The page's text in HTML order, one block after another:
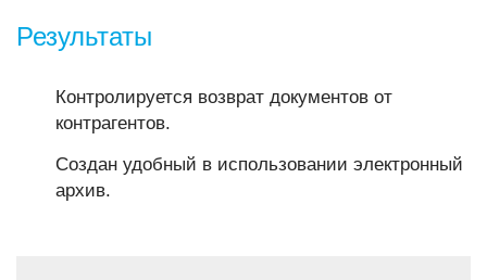
Результаты
Контролируется возврат документов от
контрагентов.
Создан удобный в использовании электронный
архив.